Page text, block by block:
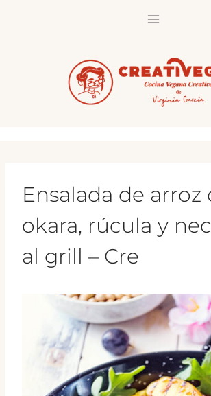
Ensalada de arroz
okara, rúcula y
al grill – Cre